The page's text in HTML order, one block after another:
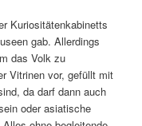
Kuriositätenkabinetts
gab. Allerdings
das Volk zu
Vitrinen vor, gefüllt mit
da darf dann auch
oder asiatische